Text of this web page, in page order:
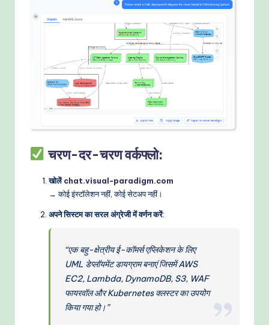
चरण-दर-चरण वर्कफ्लो:
खोलेंchat.visual-paradigm.com
→ कोई इंस्टॉलेशन नहीं, कोई सेटअप नहीं।
अपने सिस्टम का सरल अंग्रेजी में वर्णन करें:
“एक बहु-क्षेत्रीय ई-कॉमर्स एप्लिकेशन के लिए
UML डेप्लॉयमेंट डायग्राम बनाएं जिसमें AWS
EC2, Lambda, DynamoDB, S3, WAF
फायरवॉल और Kubernetes क्लस्टर का उपयोग
किया गया हो।”